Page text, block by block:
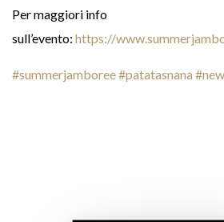
Per maggiori info
sull’evento: https://
#summerjamboree#patatasnana #